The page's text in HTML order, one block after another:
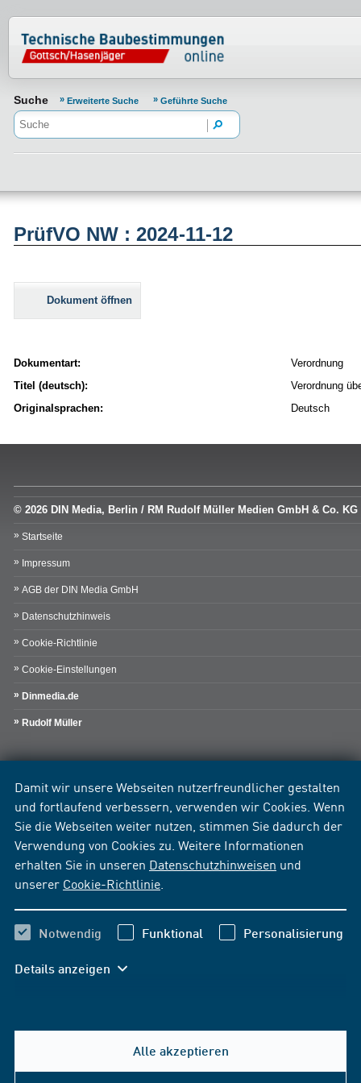
Damit wir unsere Webseiten nutzerfreundlicher gestalten
und fortlaufend verbessern, verwenden wir Cookies. Wenn
Sie die Webseiten weiter nutzen, stimmen Sie dadurch der
Verwendung von Cookies zu. Weitere Informationen
erhalten Sie in unseren Datenschutzhinweisen und
unserer Cookie-Richtlinie
Notwendig Funktional Personalisierung
Details anzeigen
Alle akzeptieren
Normenportal Barrierefreiheit
Suche Erweiterte Suche Geführte Suche
PrüfVO NW : 2024-11-12
Dokument öffnen
Dokumentart:
Verordnung
Titel (deutsch):
Verordnung
Originalsprachen:
Deutsch
© 2026 DIN Media, Berlin / RM Rudolf Müller Medien GmbH & Co. KG
Startseite
Impressum
AGB der DIN Media GmbH
Datenschutzhinweis
Cookie-Richtlinie
Cookie-Einstellungen
Dinmedia.de
Rudolf Müller
Hilfe & Kontakt